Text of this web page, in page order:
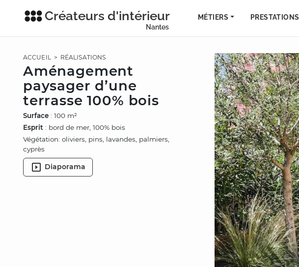
Créateurs d'intérieur
Nantes
MÉTIERS PRESTATIONS
ACCUEIL> RÉALISATIONS
Aménagement
paysager d’une
terrasse 100% bois
Surface : 100 m²
Esprit : bord de mer, 100% bois
Végétation: oliviers, pins, lavandes, palmiers,
cyprès
Diaporama